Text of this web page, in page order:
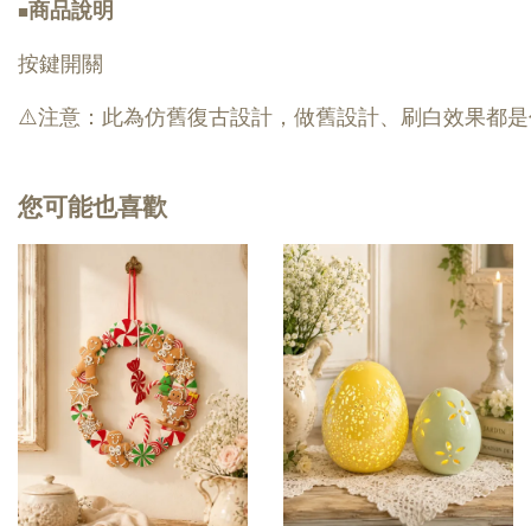
■商品說明
按鍵開關
⚠️注意：此為仿舊復古設計，做舊設計、刷白效果都
您可能也喜歡